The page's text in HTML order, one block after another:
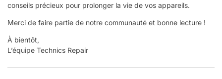
conseils précieux pour prolonger la vie de vos appareils.
Merci de faire partie de notre communauté et bonne lecture !
À bientôt,
L’équipe Technics Repair